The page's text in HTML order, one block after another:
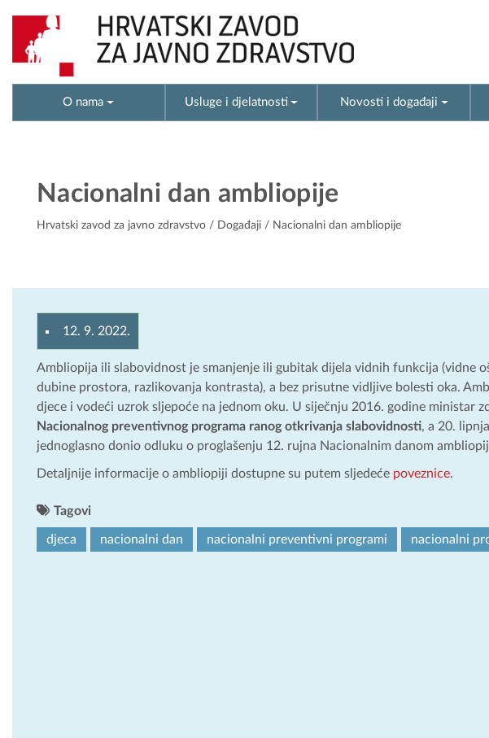
O nama Usluge i djelatnosti Novosti i događaji
Nacionalni dan ambliopije
Hrvatski zavod za javno zdravstvo / Događaji / Nacionalni dan ambliopije
12. 9. 2022.
Ambliopija ili slabovidnost je smanjenje ili gubitak dijela vidnih funkcija (vidne
dubine prostora, razlikovanja kontrasta), a bez prisutne vidljive bolesti oka.
djece i vodeći uzrok sljepoće na jednom oku. U siječnju 2016. godine ministar
Nacionalnog preventivnog programa ranog otkrivanja slabovidnosti, a 20.
jednoglasno donio odluku o proglašenju 12. rujna Nacionalnim danom
Detaljnije informacije o ambliopiji dostupne su putem sljedeće poveznice.
Tagovi
djeca nacionalni dan nacionalni preventivni programi nacionalni